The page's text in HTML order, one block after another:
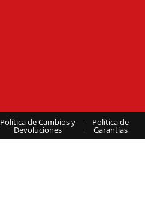
Política de Cambios y
Devoluciones | Política de
Garantías